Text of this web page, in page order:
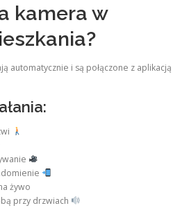
kamera w
automatycznie i są połączone z aplikacją
żywo
przy drzwiach